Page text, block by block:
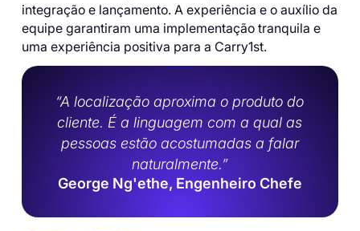
integração e lançamento. A experiência e o auxílio da
equipe garantiram uma implementação tranquila e
uma experiência positiva para a Carry1st.
“A localização aproxima o produto do
cliente. É a linguagem com a qual as
pessoas estão acostumadas a falar
naturalmente.”
George Ng'ethe, Engenheiro Chefe